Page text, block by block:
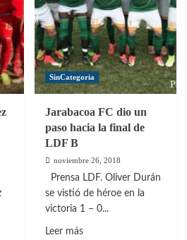
SinCategoria
Jarabacoa FC dio un
paso hacia la final de
LDF B
noviembre 26, 2018
Prensa LDF. Oliver Durán
se vistió de héroe en la
victoria 1 – 0...
Leer másLeer